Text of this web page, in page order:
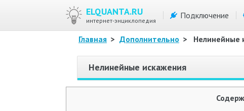
ELQUANTA.RU
интернет-энциклопедия
Подключение
Главная > Дополнительно > Нелинейные
Нелинейные искажения